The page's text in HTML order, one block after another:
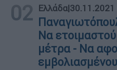
02 Ελλάδα|
Να
μέτρα - Να